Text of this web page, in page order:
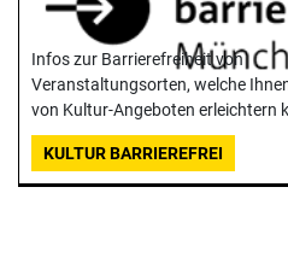
Infos zur Barrierefreiheit von
Veranstaltungsorten, welche
von Kultur-Angeboten erleichtern
KULTUR BARRIEREFREI